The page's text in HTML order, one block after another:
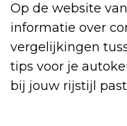
Op de website
informatie over
vergelijkingen
tips voor je
bij jouw rijstijl